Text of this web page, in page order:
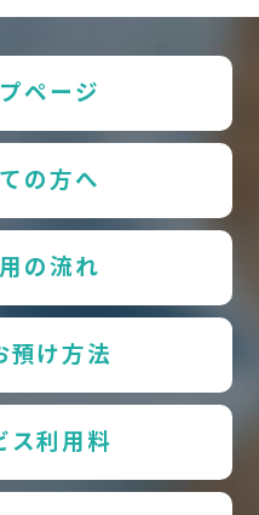
ページ
の方へ
の流れ
預け方法
ス利用料